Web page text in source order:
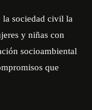
la sociedad civil la
y niñas con
socioambiental
que